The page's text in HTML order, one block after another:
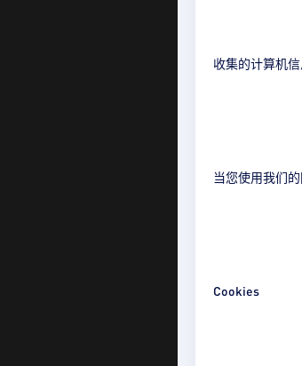
收集的计算机
当您使用我们
Cookies